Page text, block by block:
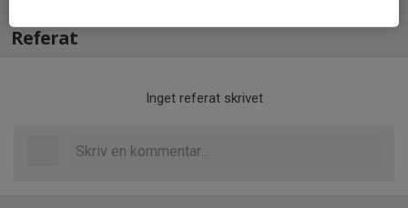
Referat
Inget referat skrivet